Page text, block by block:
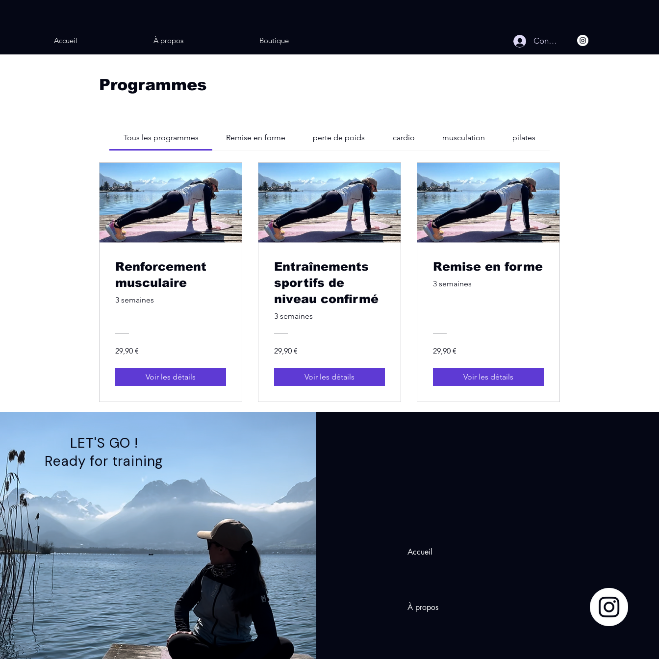
Accueil À propos Boutique Connexion
Programmes
Tous les programmes Remise en forme perte de poids cardio musculation pilates
Renforcement
musculaire
3 semaines
29,90 €
Voir les détails
Entraînements
sportifs de
niveau confirmé
3 semaines
29,90 €
Voir les détails
Remise en forme
3 semaines
29,90 €
Voir les détails
LET'S GO !
Ready for training
Accueil
À propos